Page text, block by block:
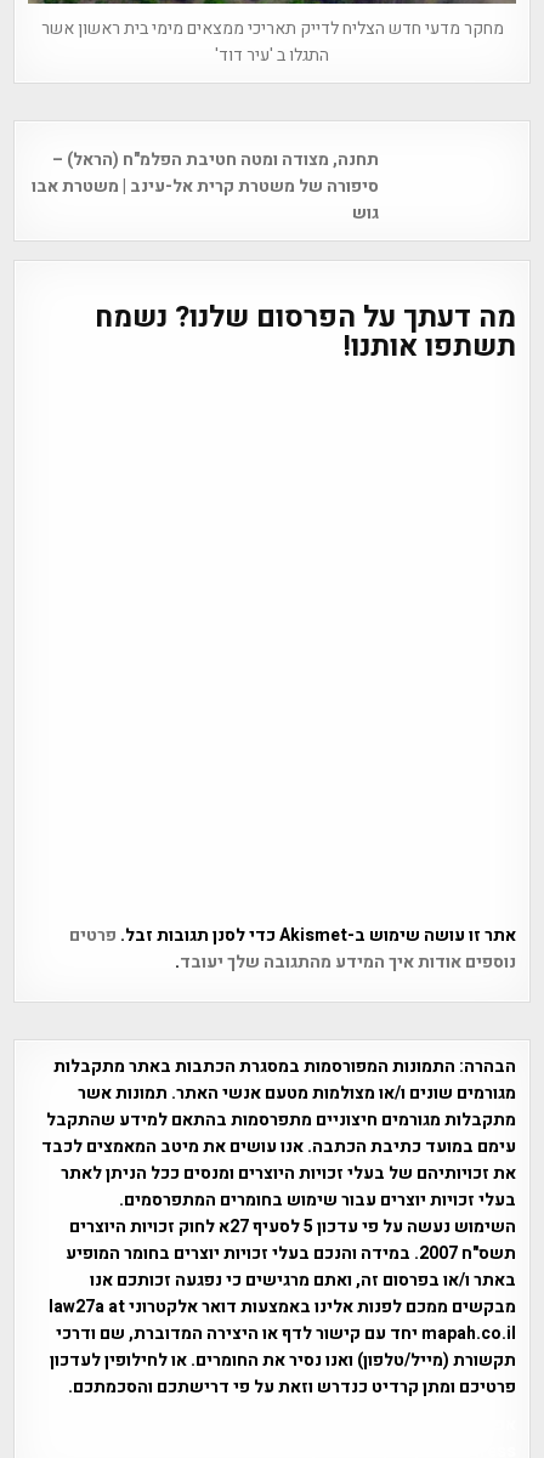
מחקר מדעי חדש הצליח לדייק תאריכי ממצאים מימי בית ראשון אשר
התגלו ב 'עיר דוד'
navigationתחנה, מצודה ומטה חטיבת הפלמ"ח (הראל) –
סיפורה של משטרת קרית אל-עינב | משטרת אבו
גוש
מה דעתך על הפרסום שלנו? נשמח
תשתפו אותנו!
אתר זו עושה שימוש ב-Akismet כדי לסנן תגובות זבל.
פרטים
נוספים אודות איך המידע מהתגובה שלך יעובד.
הבהרה: התמונות המפורסמות במסגרת הכתבות באתר מתקבלות
מגורמים שונים ו/או מצולמות מטעם אנשי האתר. תמונות אשר
מתקבלות מגורמים חיצוניים מתפרסמות בהתאם למידע שהתקבל
עימם במועד כתיבת הכתבה. אנו עושים את מיטב המאמצים לכבד
את זכויותיהם של בעלי זכויות היוצרים ומנסים ככל הניתן לאתר
בעלי זכויות יוצרים עבור שימוש בחומרים המתפרסמים.
השימוש נעשה על פי עדכון 5 לסעיף 27א לחוק זכויות היוצרים
תשס"ח 2007. במידה והנכם בעלי זכויות יוצרים בחומר המופיע
באתר ו/או בפרסום זה, ואתם מרגישים כי נפגעה זכותכם אנו
מבקשים ממכם לפנות אלינו באמצעות דואר אלקטרוני law27a at
mapah.co.il יחד עם קישור לדף או היצירה המדוברת, שם ודרכי
תקשורת (מייל/טלפון) ואנו נסיר את החומרים. או לחילופין לעדכון
פרטיכם ומתן קרדיט כנדרש וזאת על פי דרישתכם והסכמתכם.